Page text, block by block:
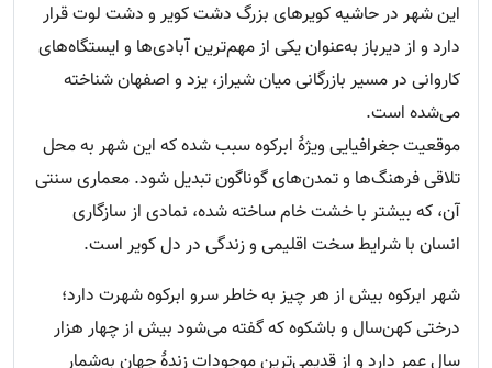
این شهر در حاشیه کویرهای بزرگ دشت کویر و دشت لوت قرار
دارد و از دیرباز به‌عنوان یکی از مهم‌ترین آبادی‌ها و ایستگاه‌های
کاروانی در مسیر بازرگانی میان شیراز، یزد و اصفهان شناخته
می‌شده است.
موقعیت جغرافیایی ویژهٔ ابرکوه سبب شده که این شهر به محل
تلاقی فرهنگ‌ها و تمدن‌های گوناگون تبدیل شود. معماری سنتی
آن، که بیشتر با خشت خام ساخته شده، نمادی از سازگاری
انسان با شرایط سخت اقلیمی و زندگی در دل کویر است.
شهر ابرکوه بیش از هر چیز به خاطر سرو ابرکوه شهرت دارد؛
درختی کهن‌سال و باشکوه که گفته می‌شود بیش از چهار هزار
سال عمر دارد و از قدیمی‌ترین موجودات زندهٔ جهان به‌شمار